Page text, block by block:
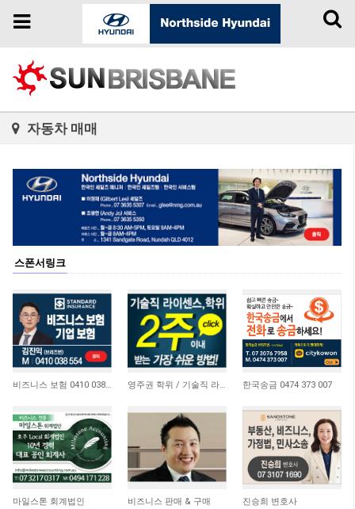
Toggle
Toggle
자동차 매매
스폰서링크
4,653 21,179 영주권 학위 / 기술직 라이센스 최소2주안에 받기! (요리, 페인팅, 용접, 차일드케어 등… 10,750
한국송금 0474 373 007
4,672
마일스톤 회계법인 15,064
비즈니스 판매 & 구매 11,064
진승희 변호사